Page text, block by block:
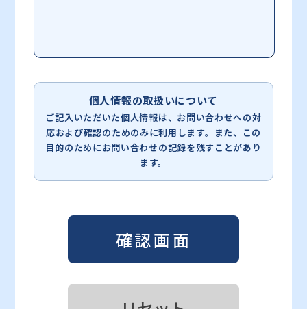
個人情報の取扱いについて
ご記入いただいた個人情報は、お問い合わせへの対
応および確認のためのみに利用します。
また、この
目的のためにお問い合わせの記録を残すことがあり
ます。